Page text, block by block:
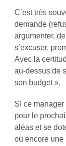
C’est très
demande
argumenter,
s’excuser,
Avec la
au-dessus de
son budget ».
SI ce
pour le
aléas et se
ou encore une